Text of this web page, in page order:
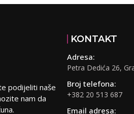
podijeliti naše
nam da
KONTAKT
Adresa:
Petra Dedića 26,
Broj telefona:
+382 20 513 687
Email adresa: